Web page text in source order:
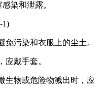
染和泄露。
污染和衣服上的尘土。
戴手套。
物或危险物溅出时，应